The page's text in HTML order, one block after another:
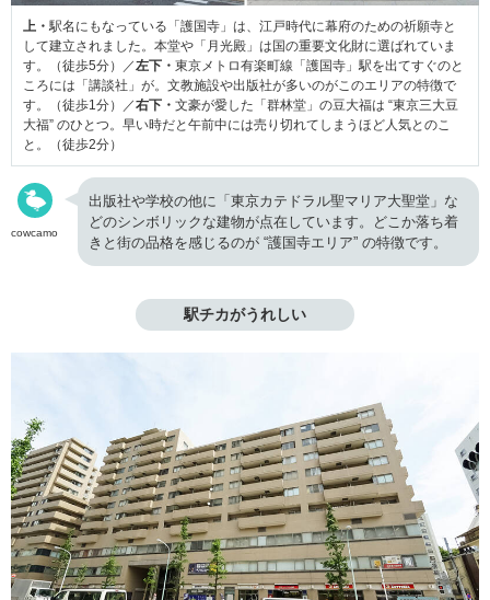
上・駅名にもなっている「護国寺」は、江戸時代に幕府のための祈願寺と
して建立されました。本堂や「月光殿」は国の重要文化財に選ばれていま
す。（徒歩5分）／左下・ 東京メトロ有楽町線「護国寺」駅を出てすぐのと
ころには「講談社」が。文教施設や出版社が多いのがこのエリアの特徴で
す。（徒歩1分）／右下・ 文豪が愛した「群林堂」の豆大福は “東京三大豆
大福” のひとつ。早い時だと午前中には売り切れてしまうほど人気とのこ
と。（徒歩2分）
cowcamo
出版社や学校の他に「東京カテドラル聖マリア大聖堂」な
どのシンボリックな建物が点在しています。どこか落ち着
きと街の品格を感じるのが “護国寺エリア” の特徴です。
駅チカがうれしい